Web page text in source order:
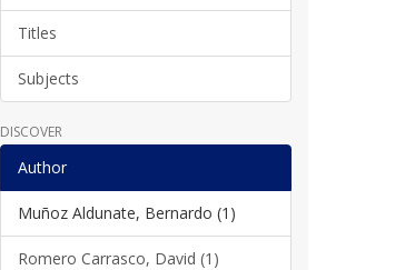
Titles
Subjects
DISCOVER
Author
Muñoz Aldunate, Bernardo (1)
Romero Carrasco, David (1)